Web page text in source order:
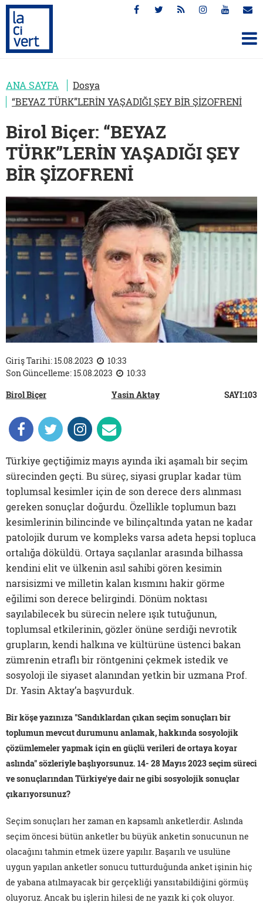
ANA SAYFA
Dosya
“BEYAZ TÜRK”LERİN YAŞADIĞI ŞEY BİR ŞİZOFRENİ
Birol Biçer: “BEYAZ
TÜRK”LERİN YAŞADIĞI ŞEY
BİR ŞİZOFRENİ
Giriş Tarihi: 15.08.2023
10:33
Son Güncelleme: 15.08.2023
10:33
Birol Biçer
Yasin Aktay SAYI:103
Türkiye geçtiğimiz mayıs ayında iki aşamalı bir seçim
sürecinden geçti. Bu süreç, siyasi gruplar kadar tüm
toplumsal kesimler için de son derece ders alınması
gereken sonuçlar doğurdu. Özellikle toplumun bazı
kesimlerinin bilincinde ve bilinçaltında yatan ne kadar
patolojik durum ve kompleks varsa adeta hepsi topluca
ortalığa döküldü. Ortaya saçılanlar arasında bilhassa
kendini elit ve ülkenin asıl sahibi gören kesimin
narsisizmi ve milletin kalan kısmını hakir görme
eğilimi son derece belirgindi. Dönüm noktası
sayılabilecek bu sürecin nelere ışık tutuğunun,
toplumsal etkilerinin, gözler önüne serdiği nevrotik
grupların, kendi halkına ve kültürüne üstenci bakan
zümrenin etraflı bir röntgenini çekmek istedik ve
sosyoloji ile siyaset alanından yetkin bir uzmana Prof.
Dr. Yasin Aktay’a başvurduk.
Bir köşe yazınıza "Sandıklardan çıkan seçim sonuçları bir
toplumun mevcut durumunu anlamak, hakkında sosyolojik
çözümlemeler yapmak için en güçlü verileri de ortaya koyar
aslında" sözleriyle başlıyorsunuz. 14- 28 Mayıs 2023 seçim süreci
ve sonuçlarından Türkiye'ye dair ne gibi sosyolojik sonuçlar
çıkarıyorsunuz?
Seçim sonuçları her zaman en kapsamlı anketlerdir. Aslında
seçim öncesi bütün anketler bu büyük anketin sonucunun ne
olacağını tahmin etmek üzere yapılır. Başarılı ve usulüne
uygun yapılan anketler sonucu tutturduğunda anket işinin hiç
de yabana atılmayacak bir gerçekliği yansıtabildiğini görmüş
oluyoruz. Ancak bu işlerin hilesi de ne yazık ki çok oluyor.